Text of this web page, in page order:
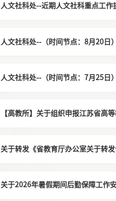
人文社科处--近期人文社科重点工作
人文社科处--（时间节点：8月20日
人文社科处--（时间节点：7月25日
【高教所】关于组织申报江苏省高
关于转发《省教育厅办公室关于转
关于2026年暑假期间后勤保障工作